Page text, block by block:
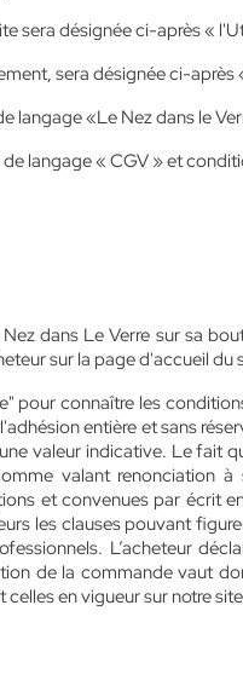
sera désignée ci-après «
sera désignée ci-après
langage «Le Nez dans le
langage « CGV » et
dans Le Verre sur sa
sur la page d'accueil du
pour connaître les
entière et sans
valeur indicative. Le fait
valant renonciation
et convenues par écrit
les clauses pouvant
L’acheteur
de la commande vaut
en vigueur sur notre